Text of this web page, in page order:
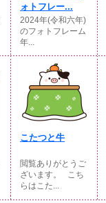
ォトフレー...
2024年(令和六年)
のフォトフレーム
年...
こたつと牛
閲覧ありがとうご
ざいます。⠀こち
らはこた...